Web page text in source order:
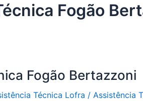
Fogão
Fogão Bertazzoni
Técnica Lofra / Assistência